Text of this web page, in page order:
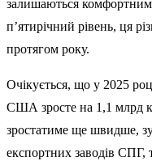
залишаються
п’ятирічний рівень, ця
протягом року.
Очікується, що у 2025
США зросте на 1,1 млрд
зростатиме ще швидше,
експортних заводів СПГ,